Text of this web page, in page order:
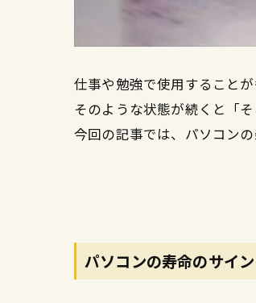
仕事や勉強で使用すること
そのような状態が続くと「
今回の記事では、パソコン
パソコンの寿命のサイン